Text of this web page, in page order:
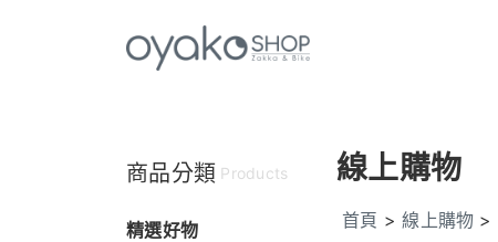
商品分類 Products
精選好物
線上購物
首頁 >線上購物 >